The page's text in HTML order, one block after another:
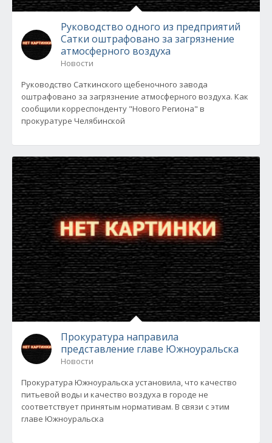
Руководство одного из предприятий
Сатки оштрафовано за загрязнение
атмосферного воздуха
Новости
Руководство Саткинского щебеночного завода
оштрафовано за загрязнение атмосферного воздуха. Как
сообщили корреспонденту "Нового Региона" в
прокуратуре Челябинской
Прокуратура направила
представление главе Южноуральска
Новости
Прокуратура Южноуральска установила, что качество
питьевой воды и качество воздуха в городе не
соответствует принятым нормативам. В связи с этим
главе Южноуральска